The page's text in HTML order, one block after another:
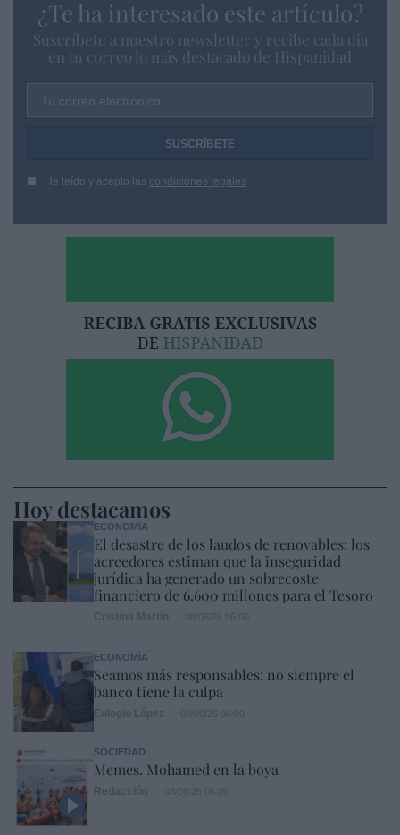
¿Te ha interesado este artículo?
Suscríbete a nuestro newsletter y recibe cada dia
en tu correo lo más destacado de Hispanidad
Tu correo electrónico...
He leído y acepto las condiciones legales
Hoy destacamos
ECONOMÍA
El desastre de los laudos de renovables: los
acreedores estiman que la inseguridad
jurídica ha generado un sobrecoste
financiero de 6.600 millones para el Tesoro
ECONOMÍA
Seamos más responsables: no siempre el
banco tiene la culpa
SOCIEDAD
Memes. Mohamed en la boya